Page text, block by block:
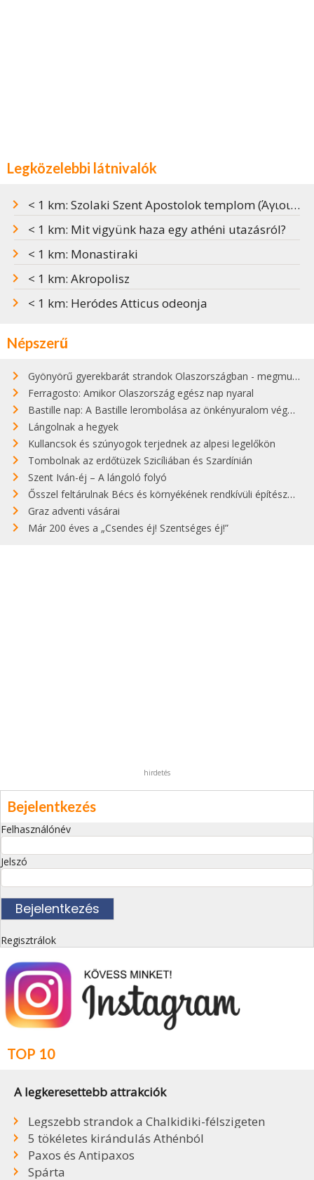
Legközelebbi látnivalók
< 1 km: Szolaki Szent Apostolok templom (Άγιοι Απόστολοι Σολάκη)
< 1 km: Mit vigyünk haza egy athéni utazásról?
< 1 km: Monastiraki
< 1 km: Akropolisz
< 1 km: Heródes Atticus odeonja
Népszerű
Gyönyörű gyerekbarát strandok Olaszországban - megmutatjuk a 15 legjobbat
Ferragosto: Amikor Olaszország egész nap nyaral
Bastille nap: A Bastille lerombolása az önkényuralom végét jelentette
Lángolnak a hegyek
Kullancsok és szúnyogok terjednek az alpesi legelőkön
Tombolnak az erdőtüzek Szicíliában és Szardínián
Szent Iván-éj – A lángoló folyó
Ősszel feltárulnak Bécs és környékének rendkívüli építészeti kincsei
Graz adventi vásárai
Már 200 éves a „Csendes éj! Szentséges éj!”
hirdetés
Bejelentkezés
Felhasználónév
Jelszó
Regisztrálok
TOP 10
A legkeresettebb attrakciók
Legszebb strandok a Chalkidiki-félszigeten
5 tökéletes kirándulás Athénból
Paxos és Antipaxos
Spárta